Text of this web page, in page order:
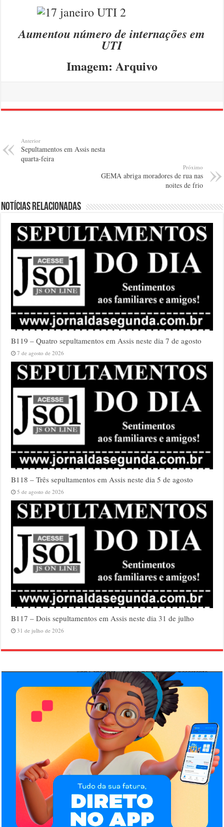
Aumentou número de internações em
UTI
Imagem: Arquivo
Anterior
Sepultamentos em Assis nesta
quarta-feira
Próximo
GEMA abriga moradores de rua nas
noites de frio
Notícias relacionadas
B119 – Quatro sepultamentos em Assis neste dia 7 de agosto
7 de agosto de 2026
B118 – Três sepultamentos em Assis neste dia 5 de agosto
5 de agosto de 2026
B117 – Dois sepultamentos em Assis neste dia 31 de julho
31 de julho de 2026